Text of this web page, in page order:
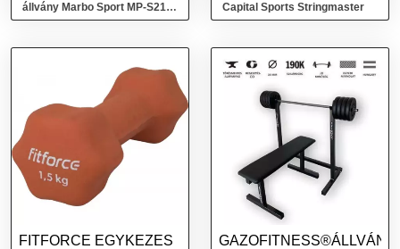
állvány Marbo Sport MP-S210
2.0
Capital Sports Stringmaster
FITFORCE EGYKEZES
GAZOFITNESS®ÁLLVÁNY